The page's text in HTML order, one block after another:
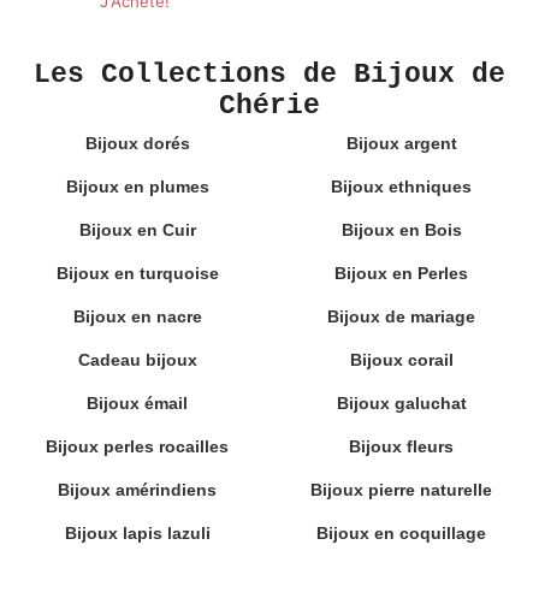
Les Collections de Bijoux de
Chérie
Bijoux dorés Bijoux argent
Bijoux en plumes Bijoux ethniques
Bijoux en Cuir Bijoux en Bois
Bijoux en turquoise Bijoux en Perles
Bijoux en nacre Bijoux de mariage
Cadeau bijoux Bijoux corail
Bijoux émail Bijoux galuchat
Bijoux perles rocailles Bijoux fleurs
Bijoux amérindiens Bijoux pierre naturelle
Bijoux lapis lazuli Bijoux en coquillage